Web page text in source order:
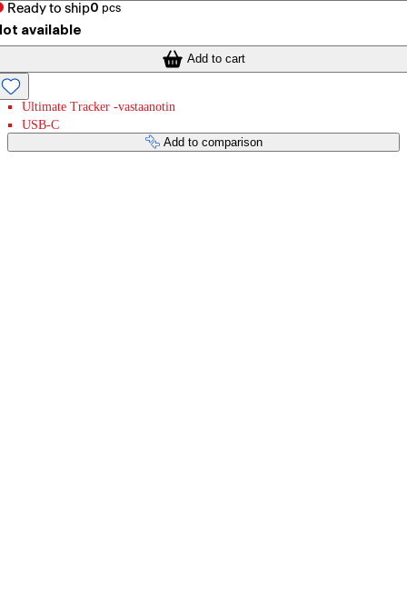
Ready to ship0 pcs
available
Add to cart
Ultimate Tracker -vastaanotin
USB-C
Add to comparison